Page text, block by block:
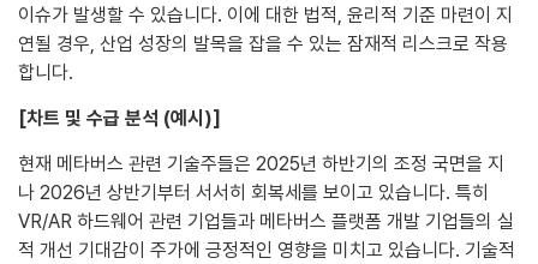
이슈가 발생할 수 있습니다. 이에 대한 법적, 윤리적 기준 마련이 지
연될 경우, 산업 성장의 발목을 잡을 수 있는 잠재적 리스크로 작용
합니다.
[차트 및 수급 분석 (예시)]
현재 메타버스 관련 기술주들은 2025년 하반기의 조정 국면을 지
나 2026년 상반기부터 서서히 회복세를 보이고 있습니다. 특히
VR/AR 하드웨어 관련 기업들과 메타버스 플랫폼 개발 기업들의 실
적 개선 기대감이 주가에 긍정적인 영향을 미치고 있습니다. 기술적